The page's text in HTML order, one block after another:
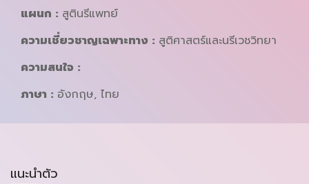
แผนก : สูตินรีแพทย์
ความเชี่ยวชาญเฉพาะทาง : สูติศาสตร์และนรีเวชวิทยา
ความสนใจ :
ภาษา : อังกฤษ, ไทย
แนะนำตัว